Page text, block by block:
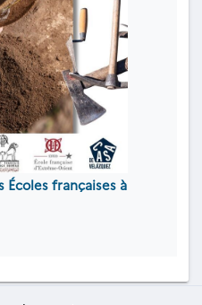
françaises à